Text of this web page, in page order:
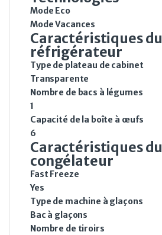
Mode Eco
Mode Vacances
Caractéristiques du
réfrigérateur
Type de plateau de cabinet
Transparente
Nombre de bacs à légumes
1
Capacité de la boîte à œufs
6
Caractéristiques du
congélateur
Fast Freeze
Yes
Type de machine à glaçons
Bac à glaçons
Nombre de tiroirs